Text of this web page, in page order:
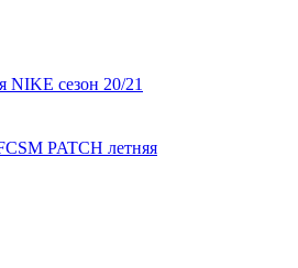
NIKE сезон 20/21
PATCH летняя